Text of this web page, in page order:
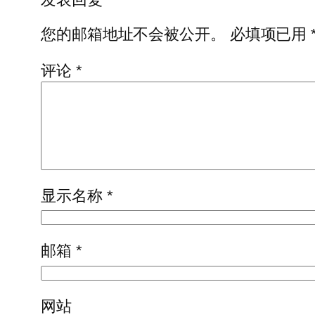
您的邮箱地址不会被公开。
必填项已用
评论 *
显示名称 *
邮箱 *
网站